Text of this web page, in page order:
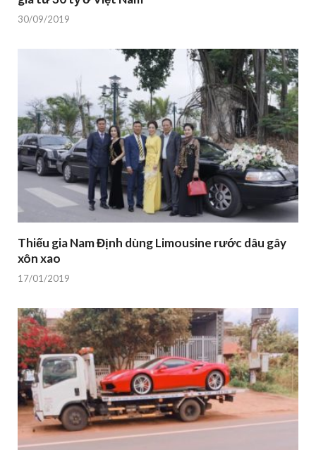
30/09/2019
Thiếu gia Nam Định dùng Limousine rước dâu gây
xôn xao
17/01/2019